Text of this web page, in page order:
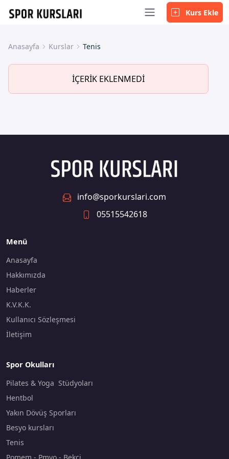
Kurs Ekle
Anasayfa Kurslar Tenis
İÇERİK EKLENMEDİ
info@sporkurslari.com
05515542618
Menü
Anasayfa
Hakkımızda
Haberler
K.V.K.K.
Kullanıcı Sözleşmesi
İletişim
Spor Okulları
Pilates & Yoga Stüdyoları
Hentbol
Yakın Dövüş Sporları
Besyo kursları
Tenis